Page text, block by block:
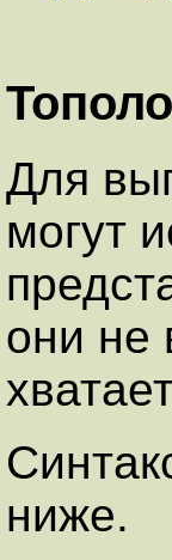
Для
могут
они не
ниже.